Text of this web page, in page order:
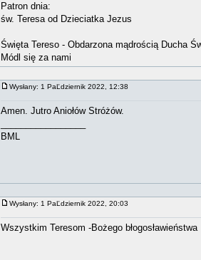
Patron dnia:
św. Teresa od Dzieciatka Jezus
Święta Tereso - Obdarzona mądrością Ducha
Módl się za nami
Wysłany: 1 PaĽdziernik 2022, 12:38
Amen. Jutro Aniołów Stróżów.
BML
Wysłany: 1 PaĽdziernik 2022, 20:03
Wszystkim Teresom -Bożego błogosławieństwa